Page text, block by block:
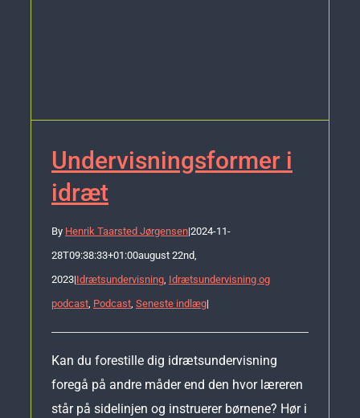
Undervisningsformer i
idræt
By Henrik Taarsted Jørgensen|2024-11-
28T09:38:33+01:00august 22nd,
2023|Idrætsundervisning, Idrætsundervisning og
podcast, Podcast, Seneste indlæg|
Kan du forestille dig idrætsundervisning
foregå på andre måder end den hvor læreren
står på sidelinjen og instruerer børnene? Hør i